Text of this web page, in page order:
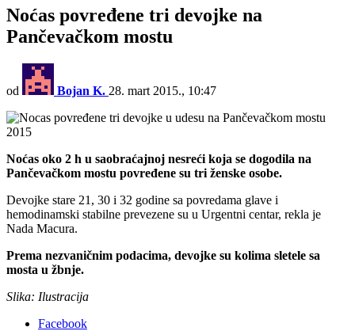
Noćas povređene tri devojke na
Pančevačkom mostu
od Bojan K. 28. mart 2015., 10:47
Noćas oko 2 h u saobraćajnoj nesreći koja se dogodila na
Pančevačkom mostu povređene su tri ženske osobe.
Devojke stare 21, 30 i 32 godine sa povredama glave i
hemodinamski stabilne prevezene su u Urgentni centar, rekla je
Nada Macura.
Prema nezvaničnim podacima, devojke su kolima sletele sa
mosta u žbnje.
Slika: Ilustracija
Facebook